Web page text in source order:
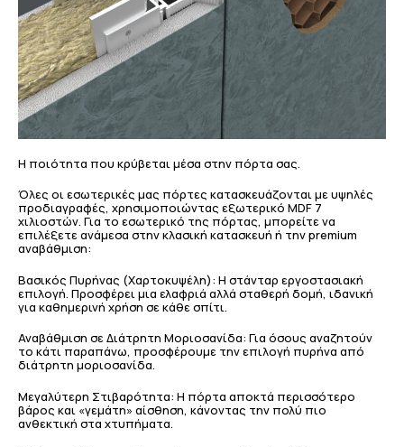
Η ποιότητα που κρύβεται μέσα στην πόρτα σας.
Όλες οι εσωτερικές μας πόρτες κατασκευάζονται με υψηλές
προδιαγραφές, χρησιμοποιώντας εξωτερικό MDF 7
χιλιοστών. Για το εσωτερικό της πόρτας, μπορείτε να
επιλέξετε ανάμεσα στην κλασική κατασκευή ή την premium
αναβάθμιση:
Βασικός Πυρήνας (Χαρτοκυψέλη): Η στάνταρ εργοστασιακή
επιλογή. Προσφέρει μια ελαφριά αλλά σταθερή δομή, ιδανική
για καθημερινή χρήση σε κάθε σπίτι.
Αναβάθμιση σε Διάτρητη Μοριοσανίδα: Για όσους αναζητούν
το κάτι παραπάνω, προσφέρουμε την επιλογή πυρήνα από
διάτρητη μοριοσανίδα.
Μεγαλύτερη Στιβαρότητα: Η πόρτα αποκτά περισσότερο
βάρος και «γεμάτη» αίσθηση, κάνοντας την πολύ πιο
ανθεκτική στα χτυπήματα.